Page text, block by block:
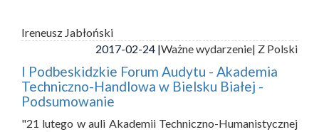
Ireneusz Jabłoński
2017-02-24 |Ważne wydarzenie| Z Polski
I Podbeskidzkie Forum Audytu - Akademia
Techniczno-Handlowa w Bielsku Białej -
Podsumowanie
"21 lutego w auli Akademii Techniczno-Humanistycznej